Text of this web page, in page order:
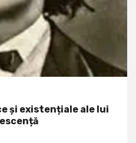
și existențiale ale lui